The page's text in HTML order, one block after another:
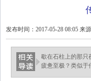
发布时间：2017-05-28 08:05 来
歇在石柱上的那只
疲惫至极？类似于